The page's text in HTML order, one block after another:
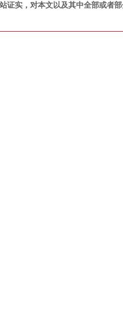
实，对本文以及其中全部或者